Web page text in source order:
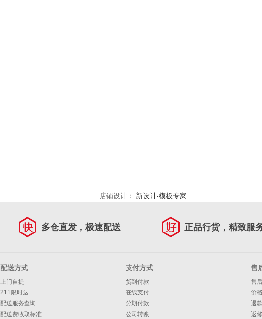
店铺设计： 新设计-模板专家
多仓直发，极速配送 正品行货，精致服
配送方式
上门自提
211限时达
配送服务查询
配送费收取标准
支付方式
货到付款
在线支付
分期付款
公司转账
售
售
价
退
返